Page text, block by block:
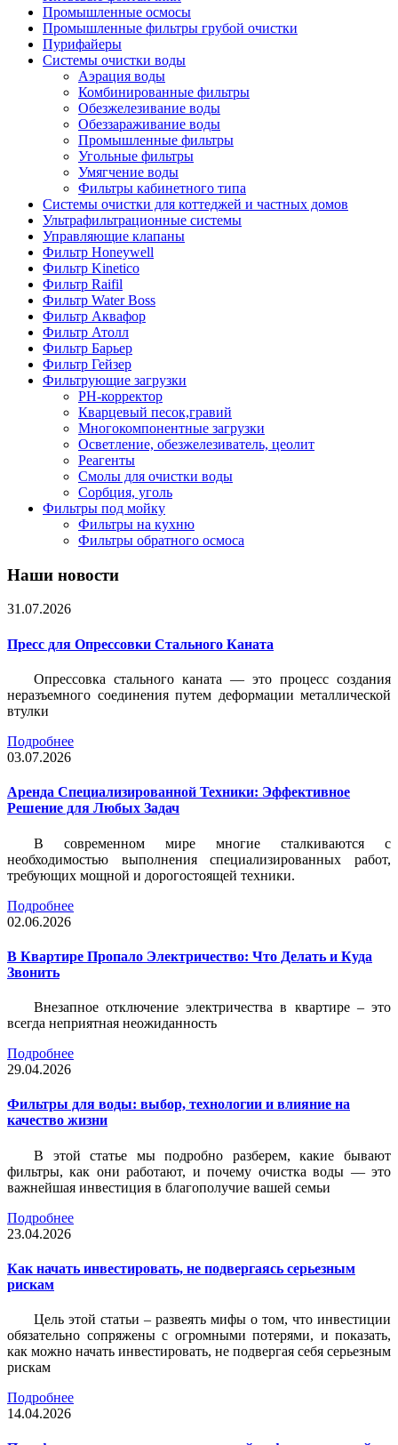
Промышленные осмосы
Промышленные фильтры грубой очистки
Пурифайеры
Системы очистки воды
Аэрация воды
Комбинированные фильтры
Обезжелезивание воды
Обеззараживание воды
Промышленные фильтры
Угольные фильтры
Умягчение воды
Фильтры кабинетного типа
Системы очистки для коттеджей и частных домов
Ультрафильтрационные системы
Управляющие клапаны
Фильтр Honeywell
Фильтр Kinetico
Фильтр Raifil
Фильтр Water Boss
Фильтр Аквафор
Фильтр Атолл
Фильтр Барьер
Фильтр Гейзер
Фильтрующие загрузки
PH-корректор
Кварцевый песок,гравий
Многокомпонентные загрузки
Осветление, обезжелезиватель, цеолит
Реагенты
Смолы для очистки воды
Сорбция, уголь
Фильтры под мойку
Фильтры на кухню
Фильтры обратного осмоса
Наши новости
31.07.2026
Пресс для Опрессовки Стального Каната
Опрессовка стального каната — это процесс создания
неразъемного соединения путем деформации металлической
втулки
Подробнее
03.07.2026
Аренда Специализированной Техники: Эффективное
Решение для Любых Задач
В современном мире многие сталкиваются с
необходимостью выполнения специализированных работ,
требующих мощной и дорогостоящей техники.
Подробнее
02.06.2026
В Квартире Пропало Электричество: Что Делать и Куда
Звонить
Внезапное отключение электричества в квартире – это
всегда неприятная неожиданность
Подробнее
29.04.2026
Фильтры для воды: выбор, технологии и влияние на
качество жизни
В этой статье мы подробно разберем, какие бывают
фильтры, как они работают, и почему очистка воды — это
важнейшая инвестиция в благополучие вашей семьи
Подробнее
23.04.2026
Как начать инвестировать, не подвергаясь серьезным
рискам
Цель этой статьи – развеять мифы о том, что инвестиции
обязательно сопряжены с огромными потерями, и показать,
как можно начать инвестировать, не подвергая себя серьезным
рискам
Подробнее
14.04.2026